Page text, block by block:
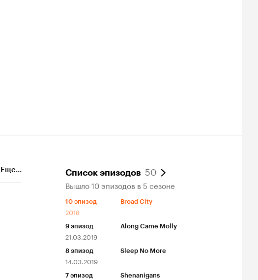
Еще... Список эпизодов 50
Вышло 10 эпизодов в 5 сезоне
10 эпизод
2018
Broad City
9 эпизод
21.03.2019
Along Came Molly
8 эпизод
14.03.2019
Sleep No More
7 эпизод Shenanigans